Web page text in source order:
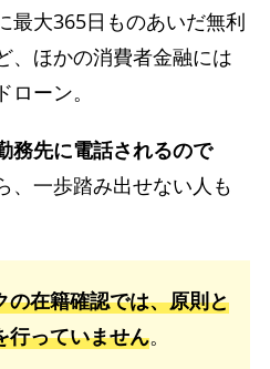
最大365日ものあいだ無利
、ほかの消費者金融には
ーン。
務先に電話されるので
、一歩踏み出せない人も
の在籍確認では、原則と
行っていません。